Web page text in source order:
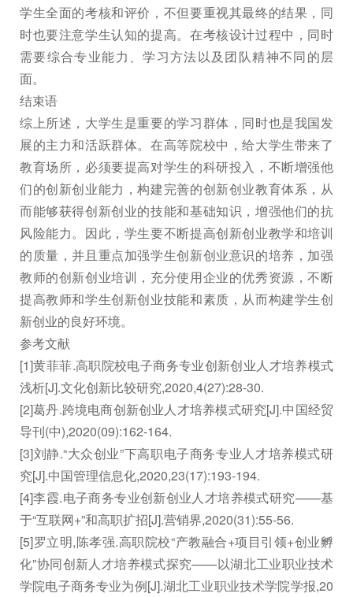
学生全面的考核和评价，不但要重视其最终的结果，同
时也要注意学生认知的提高。在考核设计过程中，同时
需要综合专业能力、学习方法以及团队精神不同的层
面。
结束语
综上所述，大学生是重要的学习群体，同时也是我国发
展的主力和活跃群体。在高等院校中，给大学生带来了
教育场所，必须要提高对学生的科研投入，不断增强他
们的创新创业能力，构建完善的创新创业教育体系，从
而能够获得创新创业的技能和基础知识，增强他们的抗
风险能力。因此，学生要不断提高创新创业教学和培训
的质量，并且重点加强学生创新创业意识的培养，加强
教师的创新创业培训，充分使用企业的优秀资源，不断
提高教师和学生创新创业技能和素质，从而构建学生创
新创业的良好环境。
参考文献
[1]黄菲菲.高职院校电子商务专业创新创业人才培养模式
浅析[J].文化创新比较研究,2020,4(27):28-30.
[2]葛丹.跨境电商创新创业人才培养模式研究[J].中国经贸
导刊(中),2020(09):162-164.
[3]刘静.“大众创业”下高职电子商务专业人才培养模式研
究[J].中国管理信息化,2020,23(17):193-194.
[4]李霞.电子商务专业创新创业人才培养模式研究——基
于“互联网+”和高职扩招[J].营销界,2020(31):55-56.
[5]罗立明,陈孝强.高职院校“产教融合+项目引领+创业孵
化”协同创新人才培养模式探究——以湖北工业职业技术
学院电子商务专业为例[J].湖北工业职业技术学院学报,20